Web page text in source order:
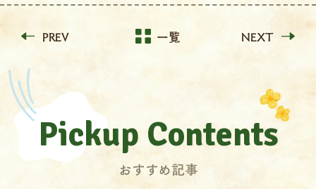
PREV NEXT
一覧
Pickup Contents
おすすめ記事